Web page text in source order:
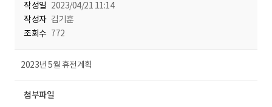
작성일 2023/04/21 11:14
작성자 김기훈
조회수 772
2023년 5월 휴전계획
첨부파일